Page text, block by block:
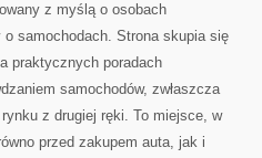
z myślą o osobach
samochodach. Strona skupia się
praktycznych poradach
samochodów, zwłaszcza
z drugiej ręki. To miejsce, w
przed zakupem auta, jak i